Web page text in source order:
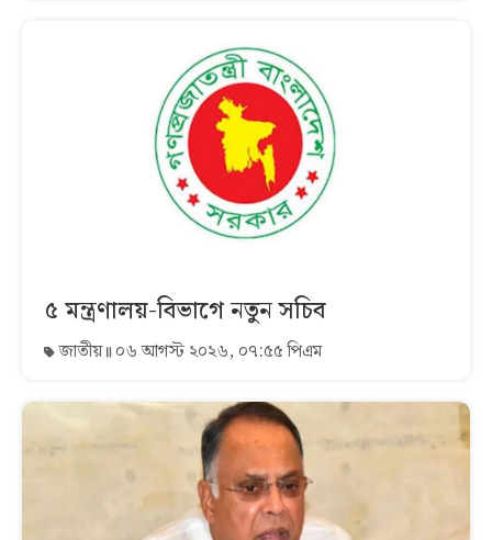
৫ মন্ত্রণালয়-বিভাগে নতুন সচিব
জাতীয় ০৬ আগস্ট ২০২৬, ০৭:৫৫ পিএম